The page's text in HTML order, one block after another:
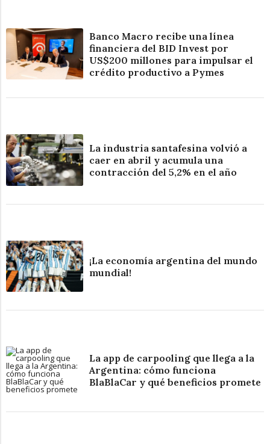
Banco Macro recibe una línea
financiera del BID Invest por
US$200 millones para impulsar el
crédito productivo a Pymes
La industria santafesina volvió a
caer en abril y acumula una
contracción del 5,2% en el año
¡La economía argentina del mundo
mundial!
La app de carpooling que llega a la
Argentina: cómo funciona
BlaBlaCar y qué beneficios promete